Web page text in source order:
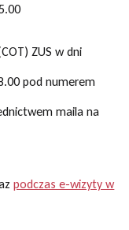
ZUS w dni
pod numerem
maila na
podczas e-wizyty w